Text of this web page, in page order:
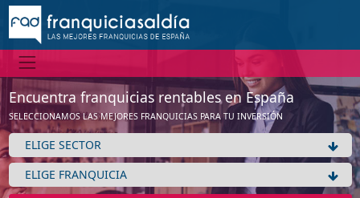
Encuentra franquicias rentables en España
SELECCIONAMOS LAS MEJORES FRANQUICIAS PARA TU INVERSIÓN